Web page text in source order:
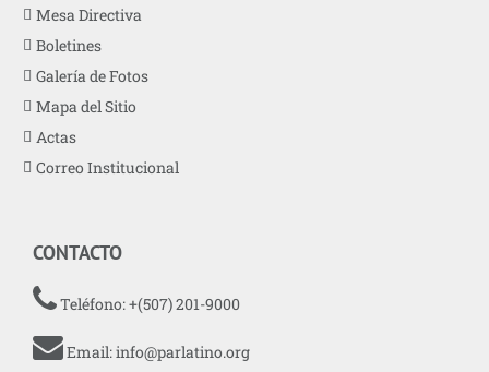
Mesa Directiva
Boletines
Galería de Fotos
Mapa del Sitio
Actas
Correo Institucional
CONTACTO
Teléfono: +(507) 201-9000
Email:info@parlatino.org